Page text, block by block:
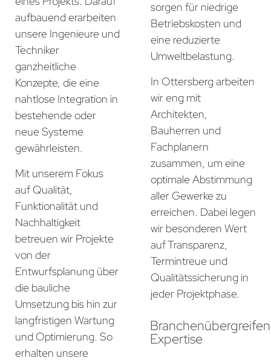
aufbauend erarbeiten
unsere Ingenieure und
Techniker
ganzheitliche
Konzepte, die eine
nahtlose Integration in
bestehende oder
neue Systeme
gewährleisten.
Mit unserem Fokus
auf Qualität,
Funktionalität und
Nachhaltigkeit
betreuen wir Projekte
von der
Entwurfsplanung über
die bauliche
Umsetzung bis hin zur
langfristigen Wartung
und Optimierung. So
erhalten unsere
sorgen für niedrige
Betriebskosten und
eine reduzierte
Umweltbelastung.
In Ottersberg arbeiten
wir eng mit
Architekten,
Bauherren und
Fachplanern
zusammen, um eine
optimale Abstimmung
aller Gewerke zu
erreichen. Dabei legen
wir besonderen Wert
auf Transparenz,
Termintreue und
Qualitätssicherung in
jeder Projektphase.
Expertise